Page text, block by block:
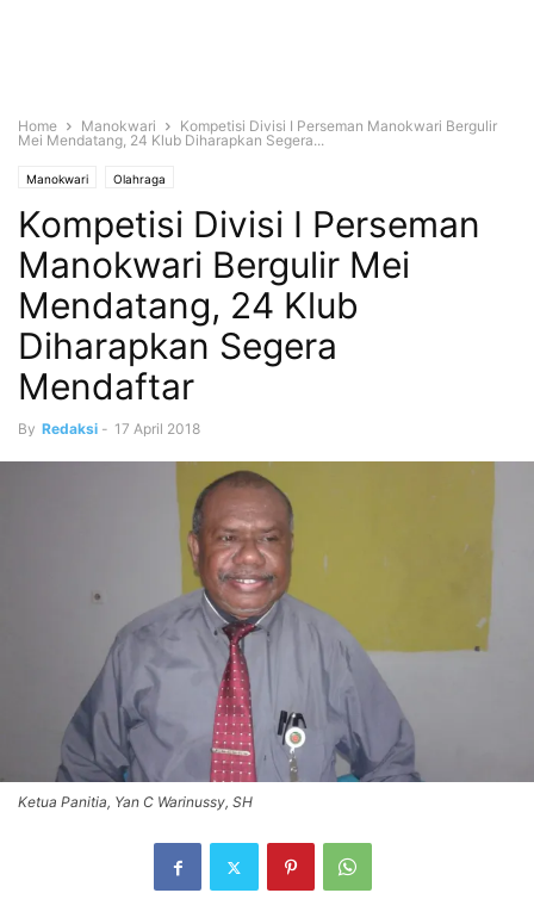
Home Manokwari
Kompetisi Divisi I Perseman Manokwari Bergulir
Mei Mendatang, 24 Klub Diharapkan Segera...
Manokwari Olahraga
Kompetisi Divisi I Perseman
Manokwari Bergulir Mei
Mendatang, 24 Klub
Diharapkan Segera
Mendaftar
By Redaksi - 17 April 2018
Ketua Panitia, Yan C Warinussy, SH